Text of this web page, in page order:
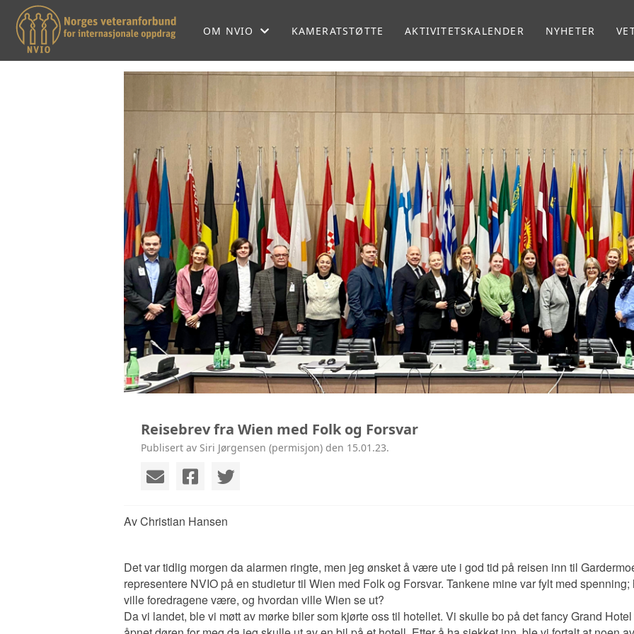
OM NVIO
OM NVIO
NVIOS HISTORIE
NVIO MENER
LOKALFORENINGER
SEKRETARIATET
FORBUNDSSTYRET
SAMARBEIDSPARTNERE
KONTAKT
KAMERATSTØTTE AKTIVITETSKALENDER NYHETER
Reisebrev fra Wien med Folk og Forsvar
Publisert av Siri Jørgensen (permisjon) den 15.01.23.
Av Christian Hansen
Det var tidlig morgen da alarmen ringte, men jeg ønsket å være ute i god tid på reisen inn til
representere NVIO på en studietur til Wien med Folk og Forsvar. Tankene mine var fylt med
ville foredragene være, og hvordan ville Wien se ut?
Da vi landet, ble vi møtt av mørke biler som kjørte oss til hotellet. Vi skulle bo på det fancy Grand